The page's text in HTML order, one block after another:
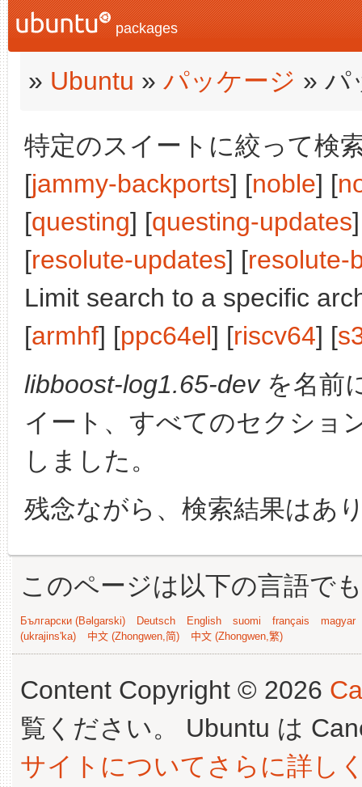
packages
» Ubuntu » パッケージ » パ
特定のスイートに絞って検
[jammy-backports] [noble] [
[questing] [questing-updates
[resolute-updates] [resolute-
Limit search to a specific
[armhf] [ppc64el] [riscv64] [
libboost-log1.65-devを名前
イート、すべてのセクショ
しました。
残念ながら、検索結果はあ
このページは以下の言語で
Български (Bəlgarski) Deutsch English suomi français
magyar
(ukrajins'ka)
中文 (Zhongwen,简) 中文 (Zhongwen,繁)
Content Copyright © 2026
覧ください。 Ubuntu は
サイトについてさらに詳し